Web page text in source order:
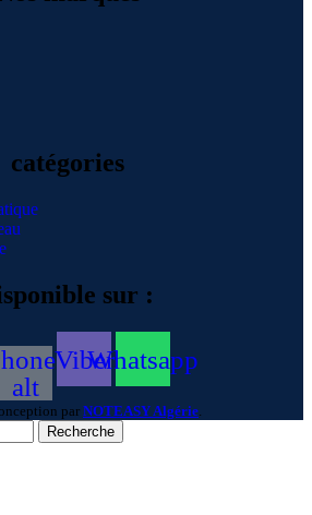
catégories
sur :
alt
ViberWhatsapp
par NOTEASY Algérie
Recherche